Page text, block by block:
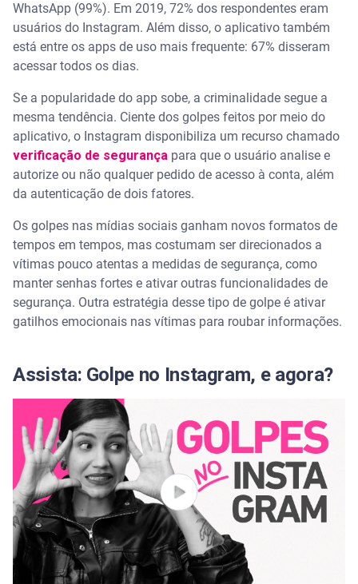
WhatsApp (99%). Em 2019, 72% dos respondentes eram
usuários do Instagram. Além disso, o aplicativo também
está entre os apps de uso mais frequente: 67% disseram
acessar todos os dias.
Se a popularidade do app sobe, a criminalidade segue a
mesma tendência. Ciente dos golpes feitos por meio do
aplicativo, o Instagram disponibiliza um recurso chamado
verificação de segurança para que o usuário analise e
autorize ou não qualquer pedido de acesso à conta, além
da autenticação de dois fatores.
Os golpes nas mídias sociais ganham novos formatos de
tempos em tempos, mas costumam ser direcionados a
vítimas pouco atentas a medidas de segurança, como
manter senhas fortes e ativar outras funcionalidades de
segurança. Outra estratégia desse tipo de golpe é ativar
gatilhos emocionais nas vítimas para roubar informações.
Assista: Golpe no Instagram, e agora?